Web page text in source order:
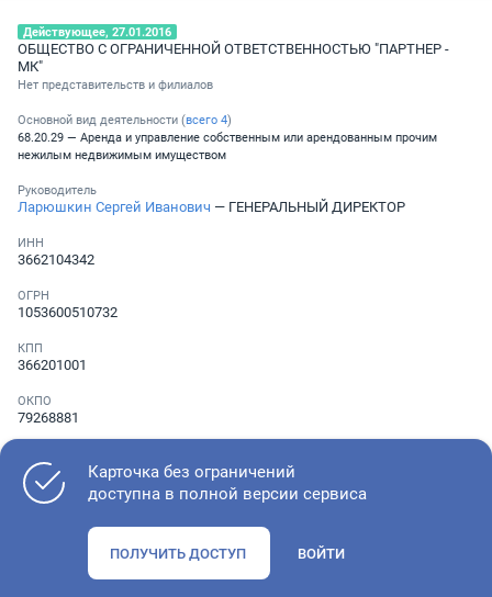
Действующее, 27.01.2016
ОБЩЕСТВО С ОГРАНИЧЕННОЙ ОТВЕТСТВЕННОСТЬЮ "ПАРТНЕР -
МК"
Нет представительств и филиалов
Основной вид деятельности (всего 4)
68.20.29 — Аренда и управление собственным или арендованным прочим
нежилым недвижимым имуществом
Руководитель
Ларюшкин Сергей Иванович — ГЕНЕРАЛЬНЫЙ ДИРЕКТОР
ИНН
3662104342
ОГРН
1053600510732
КПП
366201001
ОКПО
79268881
Не указан
Как оценить состояние компании
Карточка без ограничений
доступна в полной версии сервиса
ПОЛУЧИТЬ ДОСТУП ВОЙТИ